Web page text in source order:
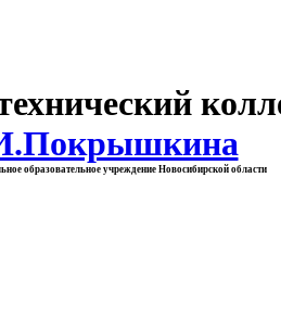
образовательное учреждение Новосибирской области